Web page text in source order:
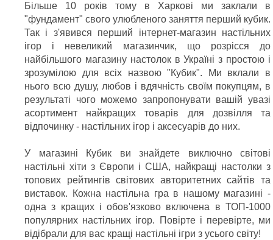
Більше 10 років тому в Харкові ми заклали в
"фундамент" свого улюбленого заняття перший кубик.
Так і з'явився перший інтернет-магазин настільних
ігор і невеликий магазинчик, що розрісся до
найбільшого магазину настолок в Україні з простою і
зрозумілою для всіх назвою "Кубик". Ми вклали в
нього всю душу, любов і вдячність своїм покупцям, в
результаті чого можемо запропонувати вашій увазі
асортимент найкращих товарів для дозвілля та
відпочинку - настільних ігор і аксесуарів до них.
У магазині Кубик ви знайдете виключно світові
настільні хіти з Європи і США, найкращі настолки з
топових рейтингів світових авторитетних сайтів та
виставок. Кожна настільна гра в нашому магазині -
одна з кращих і обов'язково включена в ТОП-1000
популярних настільних ігор. Повірте і перевірте, ми
відібрали для вас кращі настільні ігри з усього світу!